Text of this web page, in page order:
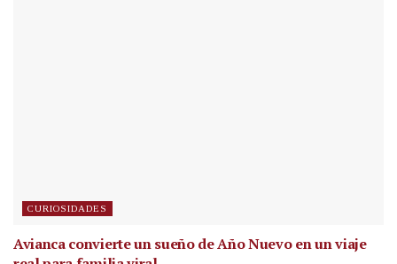
CURIOSIDADES
Avianca convierte un sueño de Año Nuevo en un viaje